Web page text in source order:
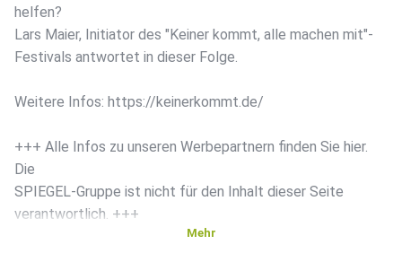
helfen?
Lars Maier, Initiator des "Keiner kommt, alle machen mit"-
Festivals antwortet in dieser Folge.
Weitere Infos: https://keinerkommt.de/
+++ Alle Infos zu unseren Werbepartnern finden Sie hier.
Die
SPIEGEL-Gruppe ist nicht für den Inhalt dieser Seite
verantwortlich. +++
Mehr